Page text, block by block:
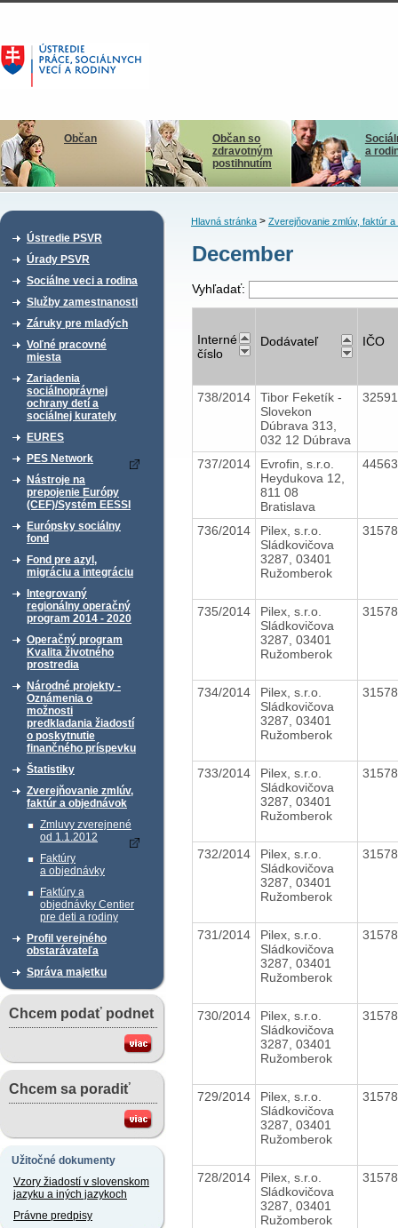
Občan
Občan so
zdravotným
postihnutím
a
Ústredie PSVR
Úrady PSVR
Sociálne veci a rodina
Služby zamestnanosti
Záruky pre mladých
Voľné pracovné
miesta
Zariadenia
sociálnoprávnej
ochrany detí a
sociálnej kurately
EURES
PES Network
Nástroje na
prepojenie Európy
(CEF)/Systém EESSI
Európsky sociálny
fond
Fond pre azyl,
migráciu a integráciu
Integrovaný
regionálny operačný
program 2014 - 2020
Operačný program
Kvalita životného
prostredia
Národné projekty -
Oznámenia o
možnosti
predkladania žiadostí
o poskytnutie
finančného príspevku
Štatistiky
Zverejňovanie zmlúv,
faktúr a objednávok
Zmluvy zverejnené
od 1.1.2012
Faktúry
a objednávky
Faktúry a
objednávky Centier
pre deti a rodiny
Profil verejného
obstarávateľa
Správa majetku
Chcem podať podnet
Chcem sa poradiť
Užitočné dokumenty
Vzory žiadostí v slovenskom
jazyku a iných jazykoch
Právne predpisy
Hlavná stránka> Zverejňovanie zmlúv, faktúr a
December
Vyhľadať:
Interné
číslo
Dodávateľ IČO
738/2014
Tibor Feketík -
Slovekon
Dúbrava 313,
032 12 Dúbrava
737/2014
Evrofin, s.r.o.
Heydukova 12,
811 08
Bratislava
736/2014
Pilex, s.r.o.
Sládkovičova
3287, 03401
Ružomberok
735/2014
Pilex, s.r.o.
Sládkovičova
3287, 03401
Ružomberok
734/2014
Pilex, s.r.o.
Sládkovičova
3287, 03401
Ružomberok
733/2014
Pilex, s.r.o.
Sládkovičova
3287, 03401
Ružomberok
732/2014
Pilex, s.r.o.
Sládkovičova
3287, 03401
Ružomberok
731/2014
Pilex, s.r.o.
Sládkovičova
3287, 03401
Ružomberok
730/2014
Pilex, s.r.o.
Sládkovičova
3287, 03401
Ružomberok
729/2014
Pilex, s.r.o.
Sládkovičova
3287, 03401
Ružomberok
728/2014
Pilex, s.r.o.
Sládkovičova
3287, 03401
Ružomberok